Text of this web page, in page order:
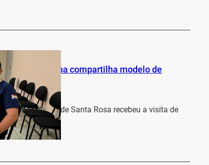
Urbana compartilha modelo de
municípios
de fevereiro de 2025
Urbana de Santa Rosa recebeu a visita de